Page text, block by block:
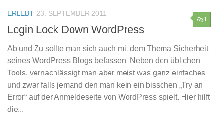
1
ERLEBT 23. SEPTEMBER 2011
Login Lock Down WordPress
Ab und Zu sollte man sich auch mit dem Thema Sicherheit
seines WordPress Blogs befassen. Neben den üblichen
Tools, vernachlässigt man aber meist was ganz einfaches
und zwar falls jemand den man kein ein bisschen „Try an
Error“ auf der Anmeldeseite von WordPress spielt. Hier hilft
die...